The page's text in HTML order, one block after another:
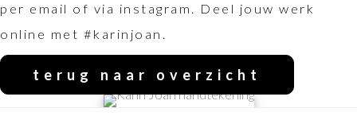
per email of via instagram. Deel jouw werk
online met #karinjoan.
terug naar overzicht